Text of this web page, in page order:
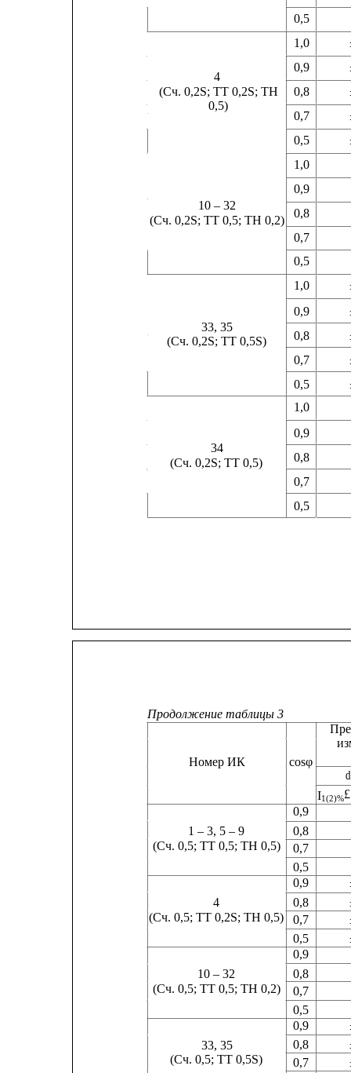
0,5
1,0
0,9
0,8
0,7
4
(Сч. 0,2S; ТТ 0,2S; ТН
0,5)
0,5
1,0
0,9
0,8
0,7
10 – 32
(Сч. 0,2S; ТТ 0,5; ТН 0,2)
0,5
1,0
0,9
0,8
0,7
33, 35
(Сч. 0,2S; ТТ 0,5S)
0,5
1,0
0,9
0,8
0,7
34
(Сч. 0,2S; ТТ 0,5)
0,5
Продолжение таблицы 3
d
Номер ИК cosφ
I1(2)%
0,9
1 – 3, 5 – 9
0,8
(Сч. 0,5; ТТ 0,5; ТН 0,5)
0,7
0,5
0,9
4
0,8
(Сч. 0,5; ТТ 0,2S; ТН 0,5)
0,7
0,5
10 – 32
0,8
(Сч. 0,5; ТТ 0,5; ТН 0,2)
0,7
0,5
0,9
33, 35
0,8
(Сч. 0,5; ТТ 0,5S)
0,7